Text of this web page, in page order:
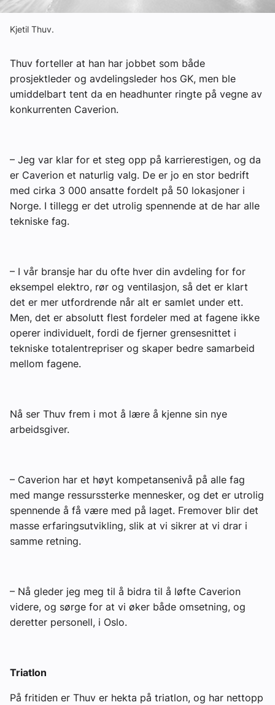
Kjetil Thuv.
Thuv forteller at han har jobbet som både
prosjektleder og avdelingsleder hos GK, men ble
umiddelbart tent da en headhunter ringte på vegne av
konkurrenten Caverion.
– Jeg var klar for et steg opp på karrierestigen, og da
er Caverion et naturlig valg. De er jo en stor bedrift
med cirka 3 000 ansatte fordelt på 50 lokasjoner i
Norge. I tillegg er det utrolig spennende at de har alle
tekniske fag.
– I vår bransje har du ofte hver din avdeling for for
eksempel elektro, rør og ventilasjon, så det er klart
det er mer utfordrende når alt er samlet under ett.
Men, det er absolutt flest fordeler med at fagene ikke
operer individuelt, fordi de fjerner grensesnittet i
tekniske totalentrepriser og skaper bedre samarbeid
mellom fagene.
Nå ser Thuv frem i mot å lære å kjenne sin nye
arbeidsgiver.
– Caverion har et høyt kompetansenivå på alle fag
med mange ressurssterke mennesker, og det er utrolig
spennende å få være med på laget. Fremover blir det
masse erfaringsutvikling, slik at vi sikrer at vi drar i
samme retning.
– Nå gleder jeg meg til å bidra til å løfte Caverion
videre, og sørge for at vi øker både omsetning, og
deretter personell, i Oslo.
Triatlon
På fritiden er Thuv er hekta på triatlon, og har nettopp